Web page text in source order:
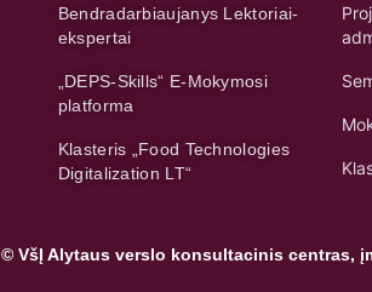
Bendradarbiaujanys Lektoriai-
ekspertai
„DEPS-Skills“ E-Mokymosi
platforma
Klasteris „Food Technologies
Digitalization LT“
© VšĮ Alytaus verslo konsultacinis centras,